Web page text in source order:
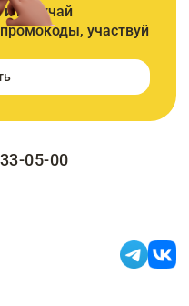
получай
участвуй
05-00